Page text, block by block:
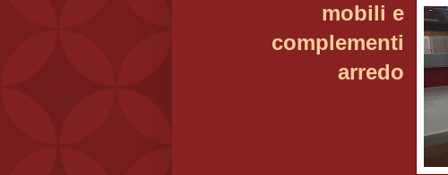
mobili e
complementi
arredo